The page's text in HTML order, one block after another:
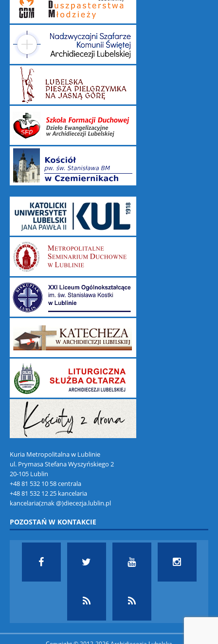
Kuria Metropolitalna w Lublinie
ul. Prymasa Stefana Wyszyńskiego 2
20-105 Lublin
+48 81 532 10 58 centrala
+48 81 532 12 25 kancelaria
kancelaria(znak @)diecezja.lublin.pl
POZOSTAŃ W KONTAKCIE